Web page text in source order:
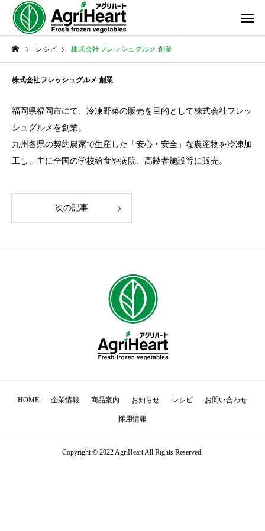
レシピ 株式会社フレッシュグルメ 創業
株式会社フレッシュグルメ 創業
福岡県福岡市にて、冷凍野菜の販売を目的として株式会社フレッ
シュグルメを創業。
九州各県の契約農家で生産した「安心・安全」な農産物を冷凍加
工し、主に全国の学校給食や病院、高齢者施設等に販売。
次の記事
HOME 企業情報 商品案内 お知らせ レシピ お問い合わせ
採用情報
Copyright © 2022 AgriHeart All Rights Reserved.